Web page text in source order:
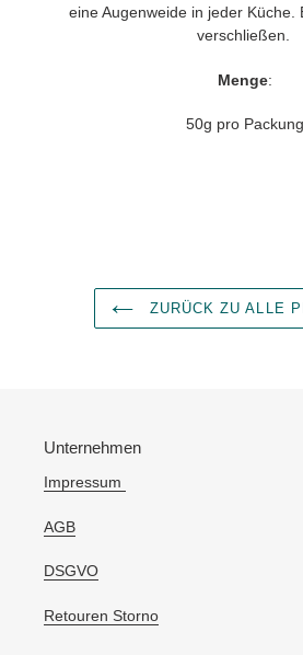
eine Augenweide in jeder Küche.
verschließen.
Menge:
50g pro Packung
ZURÜCK ZU ALLE
Unternehmen
Impressum
AGB
DSGVO
Retouren Storno